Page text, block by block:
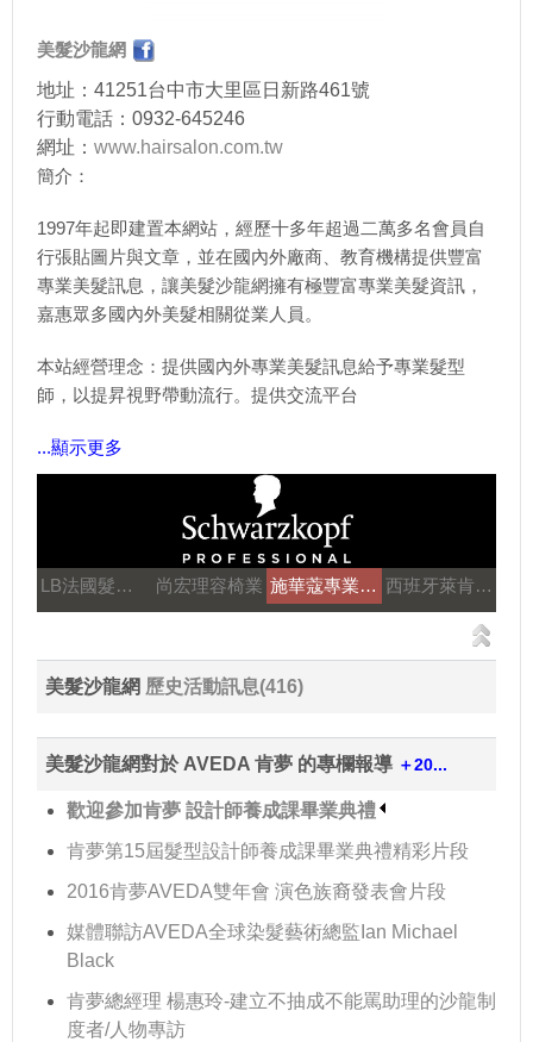
美髮沙龍網
地址：41251台中市大里區日新路461號
行動電話：0932-645246
網址： www.hairsalon.com.tw
簡介：
1997年起即建置本網站，經歷十多年超過二萬多名會員自
行張貼圖片與文章，並在國內外廠商、教育機構提供豐富
專業美髮訊息，讓美髮沙龍網擁有極豐富專業美髮資訊，
嘉惠眾多國內外美髮相關從業人員。
本站經營理念：提供國內外專業美髮訊息給予專業髮型
師，以提昇視野帶動流行。提供交流平台
...顯示更多
LB法國髮妝之鑰 尚宏理容椅業 施華蔻專業美髮 西班牙萊肯髮品
美髮沙龍網 歷史活動訊息(416)
美髮沙龍網對於 AVEDA 肯夢 的專欄報導 ＋20...
歡迎參加肯夢 設計師養成課畢業典禮
肯夢第15屆髮型設計師養成課畢業典禮精彩片段
2016肯夢AVEDA雙年會 演色族裔發表會片段
媒體聯訪AVEDA全球染髮藝術總監Ian Michael
Black
肯夢總經理 楊惠玲-建立不抽成不能罵助理的沙龍制
度者/人物專訪